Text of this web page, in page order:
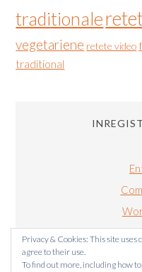
traditionale
vegetariene retete video
traditional
Privacy & Cookies: This site uses
agree to their use.
To find out more, including how